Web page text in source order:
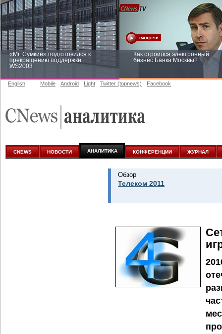
«Mr. Сумкин» подготовился к
прекращению поддержки
WS2003
Как строился электронный
бизнес Банка Москвы?
аналитике
English Mobile Android Light Twitter (topnews) Facebook
CNEWS НОВОСТИ АНАЛИТИКА КОНФЕРЕНЦИИ ЖУРНАЛ
Обзор
Телеком 2011